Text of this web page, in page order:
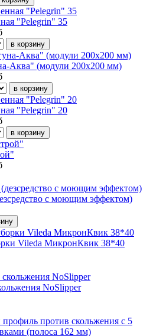
"Pelegrin" 35
Аква" (модули 200х200 мм)
"Pelegrin" 20
с моющим эффектом)
Vileda МикронКвик 38*40
NoSlipper